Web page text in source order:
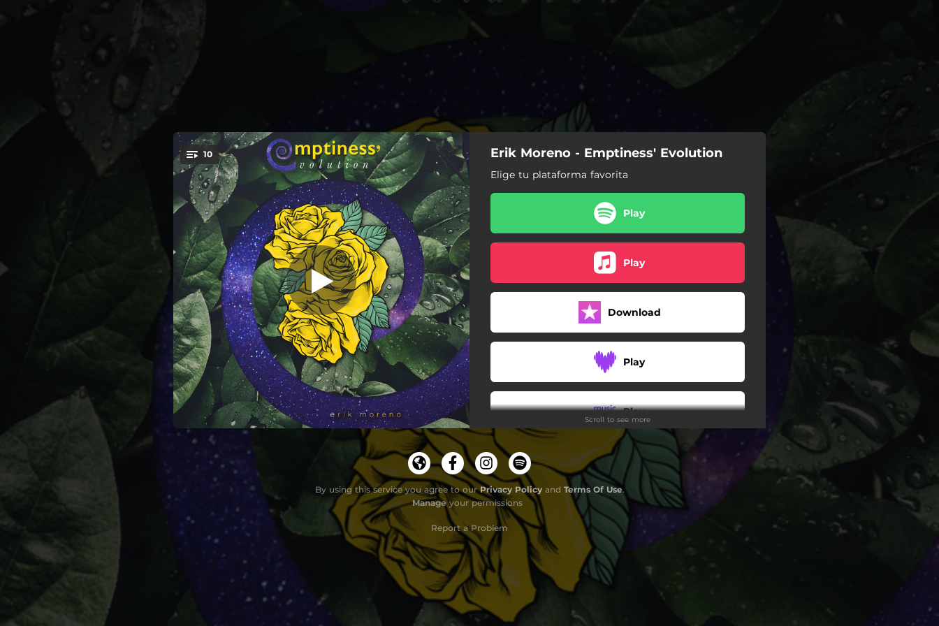
You're all set!
10 Arian
Arian
03:46
El Milagro de Confiar
04:01
Hay Mucho Más
04:21
La Migración
04:34
Ser y Estar
04:03
Si a Todo
03:42
Solo Respiro
03:18
Son Solo 26
05:10
Volviendo a Soñar
03:36
Vuelo a la Inocencia
05:40
Erik Moreno - Emptiness' Evolution
Elige tu plataforma favorita
Play
Play
Download
Play
Play
Play
Play
Scroll to see more
By using this service you agree to ourPrivacy Policyand Terms Of Use.
Manageyour permissions
Report a Problem